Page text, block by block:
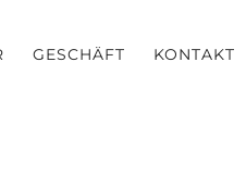
GESCHÄFT KONTAKT